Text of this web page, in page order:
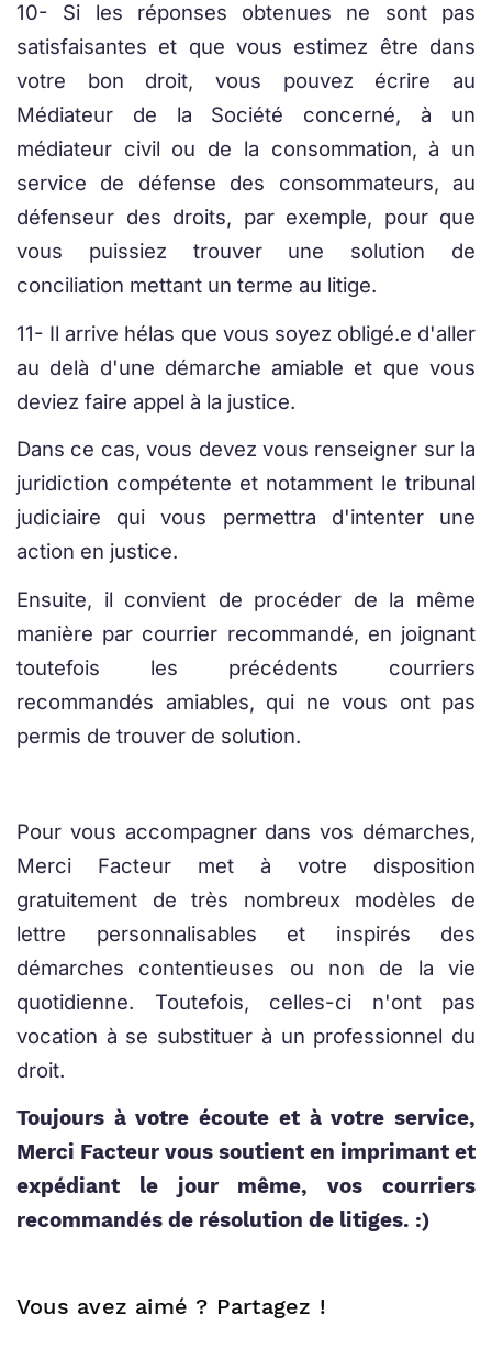
10- Si les réponses obtenues ne sont pas
satisfaisantes et que vous estimez être dans
votre bon droit, vous pouvez écrire au
Médiateur de la Société concerné, à un
médiateur civil ou de la consommation, à un
service de défense des consommateurs, au
défenseur des droits, par exemple, pour que
vous puissiez trouver une solution de
conciliation mettant un terme au litige.
11- Il arrive hélas que vous soyez obligé.e d'aller
au delà d'une démarche amiable et que vous
deviez faire appel à la justice.
Dans ce cas, vous devez vous renseigner sur la
juridiction compétente et notamment le tribunal
judiciaire qui vous permettra d'intenter une
action en justice.
Ensuite, il convient de procéder de la même
manière par courrier recommandé, en joignant
toutefois les précédents courriers
recommandés amiables, qui ne vous ont pas
permis de trouver de solution.
Pour vous accompagner dans vos démarches,
Merci Facteur met à votre disposition
gratuitement de très nombreux modèles de
lettre personnalisables et inspirés des
démarches contentieuses ou non de la vie
quotidienne. Toutefois, celles-ci n'ont pas
vocation à se substituer à un professionnel du
droit.
Toujours à votre écoute et à votre service,
Merci Facteur vous soutient en imprimant et
expédiant le jour même, vos courriers
recommandés de résolution de litiges. :)
Vous avez aimé ? Partagez !